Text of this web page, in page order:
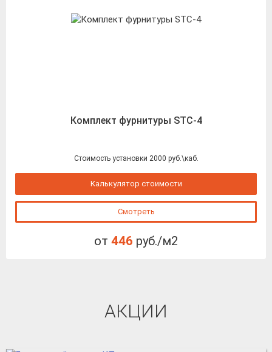
Комплект фурнитуры STC-4
Стоимость установки 2000 руб.\каб.
Калькулятор стоимости
Смотреть
от 446 руб./м2
АКЦИИ